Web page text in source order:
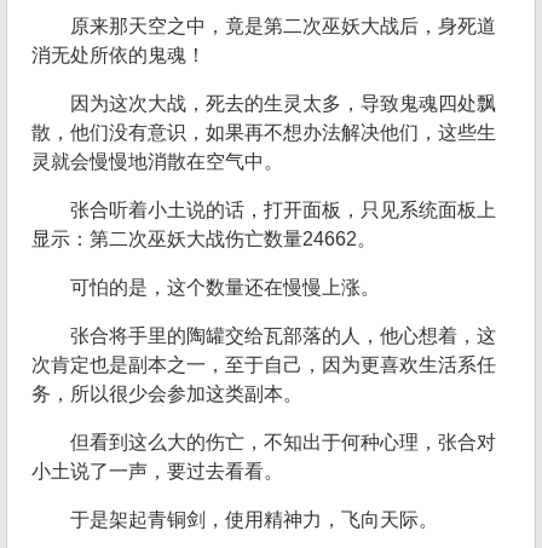
原来那天空之中，竟是第二次巫妖大战后，身死道
消无处所依的鬼魂！
因为这次大战，死去的生灵太多，导致鬼魂四处飘
散，他们没有意识，如果再不想办法解决他们，这些生
灵就会慢慢地消散在空气中。
张合听着小土说的话，打开面板，只见系统面板上
显示：第二次巫妖大战伤亡数量24662。
可怕的是，这个数量还在慢慢上涨。
张合将手里的陶罐交给瓦部落的人，他心想着，这
次肯定也是副本之一，至于自己，因为更喜欢生活系任
务，所以很少会参加这类副本。
但看到这么大的伤亡，不知出于何种心理，张合对
小土说了一声，要过去看看。
于是架起青铜剑，使用精神力，飞向天际。